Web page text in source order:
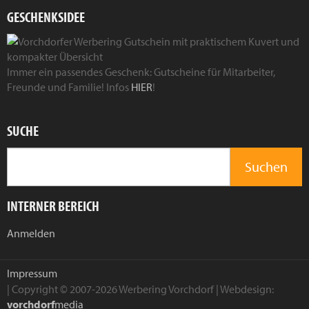
GESCHENKSIDEE
Immer ein passendes Geschenk: Gutscheine für Mitarbeiter,
Freunde und Familie! Infos HIER!
SUCHE
INTERNER BEREICH
Anmelden
Impressum
| Copyright © 2007-2026 Werbering Vorchdorf | Webdesign:
vorchdorfmedia